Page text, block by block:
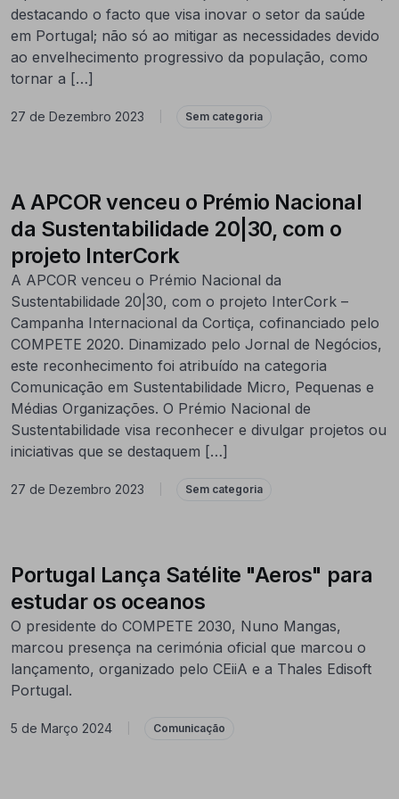
destacando o facto que visa inovar o setor da saúde
em Portugal; não só ao mitigar as necessidades devido
ao envelhecimento progressivo da população, como
tornar a […]
27 de Dezembro 2023 Sem categoria
A APCOR venceu o Prémio Nacional
da Sustentabilidade 20|30, com o
projeto InterCork
A APCOR venceu o Prémio Nacional da
Sustentabilidade 20|30, com o projeto InterCork –
Campanha Internacional da Cortiça, cofinanciado pelo
COMPETE 2020. Dinamizado pelo Jornal de Negócios,
este reconhecimento foi atribuído na categoria
Comunicação em Sustentabilidade Micro, Pequenas e
Médias Organizações. O Prémio Nacional de
Sustentabilidade visa reconhecer e divulgar projetos ou
iniciativas que se destaquem […]
27 de Dezembro 2023 Sem categoria
Portugal Lança Satélite "Aeros" para
estudar os oceanos
O presidente do COMPETE 2030, Nuno Mangas,
marcou presença na cerimónia oficial que marcou o
lançamento, organizado pelo CEiiA e a Thales Edisoft
Portugal.
5 de Março 2024 Comunicação